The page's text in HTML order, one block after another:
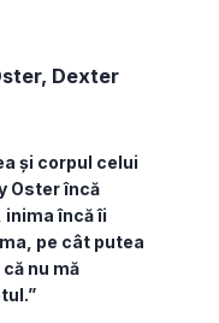
Dexter
și corpul celui
Oster încă
încă îi
pe cât putea
nu mă